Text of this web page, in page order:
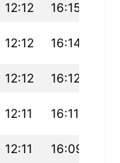
12:12 16:15
12:12 16:14
12:12 16:12
12:11 16:11
12:11 16:09